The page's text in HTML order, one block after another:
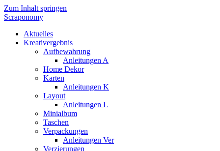
Zum Inhalt springen
Scraponomy
Aktuelles
Kreativergebnis
Aufbewahrung
Anleitungen A
Home Dekor
Karten
Anleitungen K
Layout
Anleitungen L
Minialbum
Taschen
Verpackungen
Anleitungen Ver
Verzierungen